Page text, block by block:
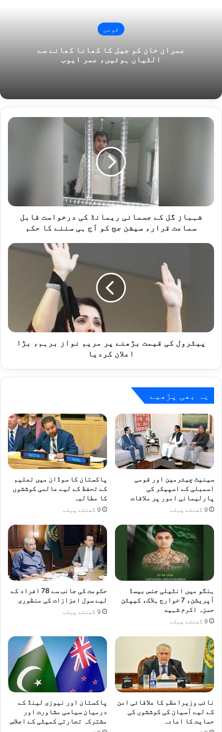
قومی
عمران خان کو جیل کا کھانا کھانے سے
الٹیاں ہوئیں، عمر ایوب
شہباز
سماعت
قرار،
کو
شہباز گل کے جسمانی ریمانڈ کی درخواست قابل
سماعت قرار، سیشن جج کو آج ہی سننے کا حکم
پیٹرول
بڑا
پیٹرول کی قیمت بڑھنے پر مریم نواز برہم، بڑا
اعلان کردیا
یہ بھی پڑھیے
سینیٹ چیئرمین اور قومی
اسمبلی کے اسپیکر کی
پارلیمانی امور پر ملاقات
9 گھنٹے پہلے
پاکستان کا سوڈان میں تعلیم
کے تحفظ کے لیے عالمی کوششوں
کا مطالبہ
9 گھنٹے پہلے
ہنگو میں انٹیلی جنس بیسڈ
آپریشن، 7 خوارج ہلاک، کیپٹن
حمزہ اکرم شہید
9 گھنٹے پہلے
حکومت کی جانب سے 78 افراد کے
لیے سول اعزازات کی منظوری
9 گھنٹے پہلے
نائب وزیراعظم کا علاقائی امن
کے لیے آسیان کی کوششوں کی
حمایت کا اعادہ
پاکستان اور نیوزی لینڈ کے
درمیان سیاسی مشاورت اور
مشترکہ تجارتی کمیٹی کے اجلاس